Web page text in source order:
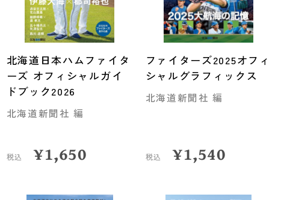
北海道日本ハムファイタ
ーズ オフィシャルガイ
ドブック2026
北海道新聞社 編
税込 ¥1,650
ファイターズ2025オフィ
シャルグラフィックス
北海道新聞社 編
税込 ¥1,540